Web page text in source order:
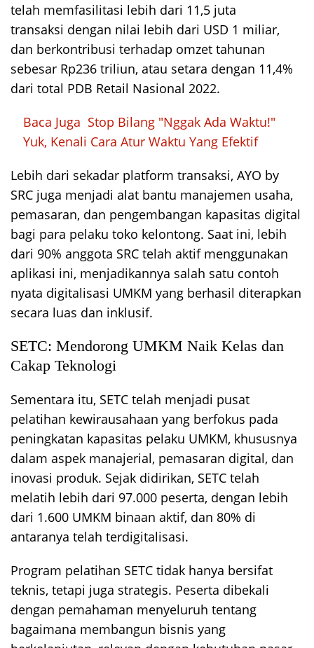
telah memfasilitasi lebih dari 11,5 juta
transaksi dengan nilai lebih dari USD 1 miliar,
dan berkontribusi terhadap omzet tahunan
sebesar Rp236 triliun, atau setara dengan 11,4%
dari total PDB Retail Nasional 2022.
Baca Juga Stop Bilang "Nggak Ada Waktu!"
Yuk, Kenali Cara Atur Waktu Yang Efektif
Lebih dari sekadar platform transaksi, AYO by
SRC juga menjadi alat bantu manajemen usaha,
pemasaran, dan pengembangan kapasitas digital
bagi para pelaku toko kelontong. Saat ini, lebih
dari 90% anggota SRC telah aktif menggunakan
aplikasi ini, menjadikannya salah satu contoh
nyata digitalisasi UMKM yang berhasil diterapkan
secara luas dan inklusif.
SETC: Mendorong UMKM Naik Kelas dan
Cakap Teknologi
Sementara itu, SETC telah menjadi pusat
pelatihan kewirausahaan yang berfokus pada
peningkatan kapasitas pelaku UMKM, khususnya
dalam aspek manajerial, pemasaran digital, dan
inovasi produk. Sejak didirikan, SETC telah
melatih lebih dari 97.000 peserta, dengan lebih
dari 1.600 UMKM binaan aktif, dan 80% di
antaranya telah terdigitalisasi.
Program pelatihan SETC tidak hanya bersifat
teknis, tetapi juga strategis. Peserta dibekali
dengan pemahaman menyeluruh tentang
bagaimana membangun bisnis yang